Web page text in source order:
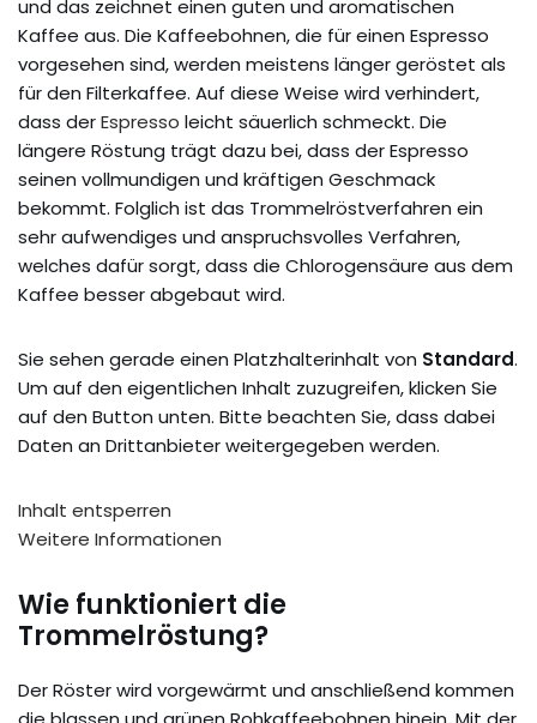
und das zeichnet einen guten und aromatischen
Kaffee aus. Die Kaffeebohnen, die für einen Espresso
vorgesehen sind, werden meistens länger geröstet als
für den Filterkaffee. Auf diese Weise wird verhindert,
dass derEspresso leicht säuerlich schmeckt. Die
längere Röstung trägt dazu bei, dass der Espresso
seinen vollmundigen und kräftigen Geschmack
bekommt. Folglich ist das Trommelröstverfahren ein
sehr aufwendiges und anspruchsvolles Verfahren,
welches dafür sorgt, dass die Chlorogensäure aus dem
Kaffee besser abgebaut wird.
Sie sehen gerade einen Platzhalterinhalt von Standard.
Um auf den eigentlichen Inhalt zuzugreifen, klicken Sie
auf den Button unten. Bitte beachten Sie, dass dabei
Daten an Drittanbieter weitergegeben werden.
Inhalt entsperren
Weitere Informationen
Wie funktioniert die
Trommelröstung?
Der Röster wird vorgewärmt und anschließend kommen